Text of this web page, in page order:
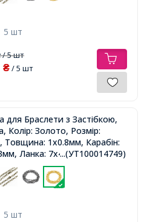
5 шт
/ 5 шт
₴/ 5 шт
для Браслети з Застібкою,
Колір: Золото, Розмір:
Товщина: 1x0.8мм, Карабін:
Ланка: 7x4.5x1мм,...(УТ100014749)
5 шт